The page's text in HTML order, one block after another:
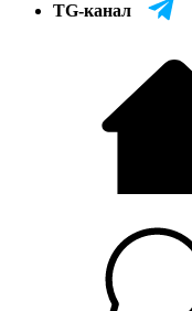
TG-канал